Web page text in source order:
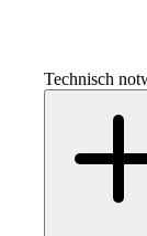
Technisch